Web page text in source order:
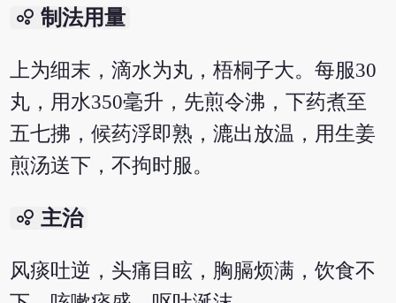
bubble_chart 制法用量
上为细末，滴水为丸，梧桐子大。每服30
丸，用水350毫升，先煎令沸，下药煮至
五七拂，候药浮即熟，漉出放温，用生姜
煎汤送下，不拘时服。
bubble_chart 主治
风痰吐逆，头痛目眩，胸膈烦满，饮食不